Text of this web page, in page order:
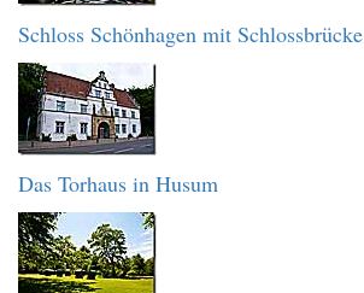
Schloss Schönhagen mit Schlossbrücke
Das Torhaus in Husum